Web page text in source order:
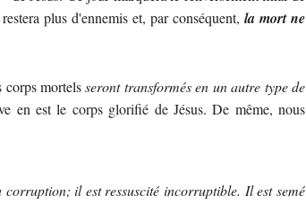
plus d'ennemis et, par conséquent, la mort ne
corps mortelsseront transformés en un autre type de
en est le corps glorifié de Jésus. De même, nous
il est ressuscité incorruptible. Il est semé